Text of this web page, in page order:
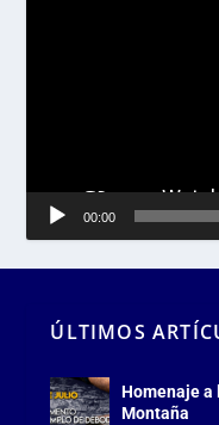
00:00
ÚLTIMOS
Homenaje a
Montaña